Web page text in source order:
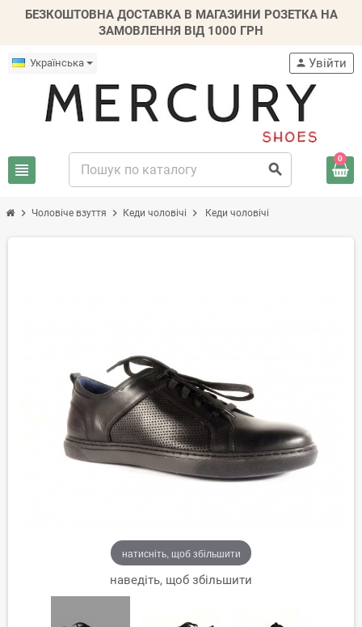
БЕЗКОШТОВНА ДОСТАВКА В МАГАЗИНИ РОЗЕТКА НА
ЗАМОВЛЕННЯ ВІД 1000 ГРН
Українська
view_headline search
person Увійти
0
chevron_right Чоловіче взуття chevron_right Кеди чоловічі chevron_right Кеди чоловічі
натисніть, щоб збільшити
наведіть, щоб збільшити